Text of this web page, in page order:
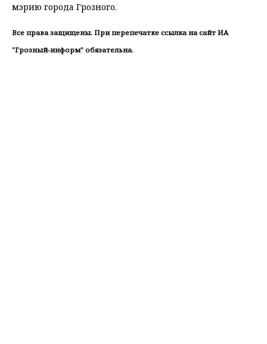
мэрию города Грозного.
Все права защищены. При перепечатке ссылка на сайт ИА
"Грозный-информ" обязательна.